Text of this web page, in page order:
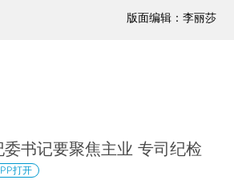
版面编辑：李丽莎
书记要聚焦主业 专司纪检
打开